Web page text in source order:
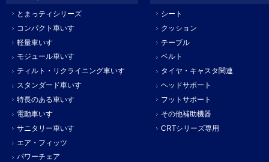
とまっティシリーズ
コンパクト車いす
軽量車いす
モジュール車いす
ティルト・リクライニング車いす
スタンダード車いす
特長のある車いす
電動車いす
サニタリー車いす
エア・フィッツ
パワーチェア
シート
クッション
テーブル
ベルト
タイヤ・キャスタ関連
ヘッドサポート
フットサポート
その他補助機器
CRTシリーズ専用